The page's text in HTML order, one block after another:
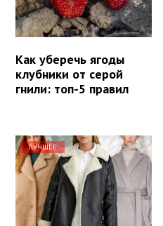
Как уберечь ягоды
клубники от серой
гнили: топ-5 правил
ЛУЧШЕЕ